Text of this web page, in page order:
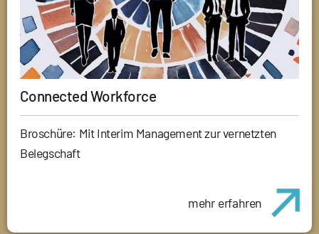
Connected Workforce
Broschüre: Mit Interim Management zur vernetzten
Belegschaft
mehr erfahren